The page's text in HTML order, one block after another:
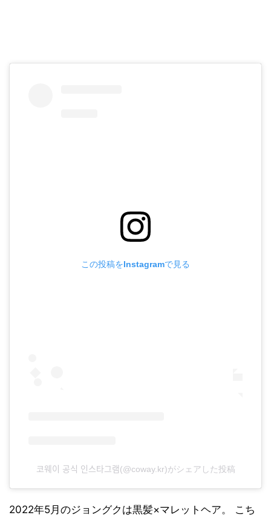
この投稿をInstagramで見る
코웨이 공식 인스타그램(@coway.kr)がシェアした投稿
2022年5月のジョングクは黒髪×マレットヘア。 こち